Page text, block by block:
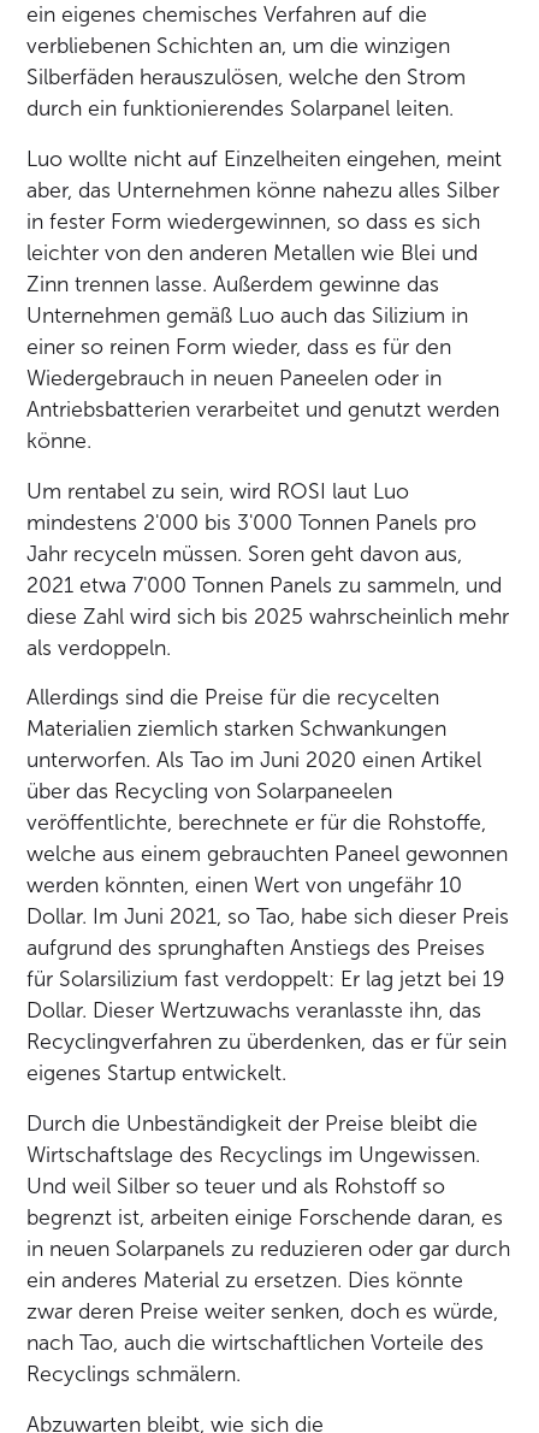
ein eigenes chemisches Verfahren auf die
verbliebenen Schichten an, um die winzigen
Silberfäden herauszulösen, welche den Strom
durch ein funktionierendes Solarpanel leiten.
Luo wollte nicht auf Einzelheiten eingehen, meint
aber, das Unternehmen könne nahezu alles Silber
in fester Form wiedergewinnen, so dass es sich
leichter von den anderen Metallen wie Blei und
Zinn trennen lasse. Außerdem gewinne das
Unternehmen gemäß Luo auch das Silizium in
einer so reinen Form wieder, dass es für den
Wiedergebrauch in neuen Paneelen oder in
Antriebsbatterien verarbeitet und genutzt werden
könne.
Um rentabel zu sein, wird ROSI laut Luo
mindestens 2'000 bis 3'000 Tonnen Panels pro
Jahr recyceln müssen. Soren geht davon aus,
2021 etwa 7'000 Tonnen Panels zu sammeln, und
diese Zahl wird sich bis 2025 wahrscheinlich mehr
als verdoppeln.
Allerdings sind die Preise für die recycelten
Materialien ziemlich starken Schwankungen
unterworfen. Als Tao im Juni 2020 einen Artikel
über das Recycling von Solarpaneelen
veröffentlichte, berechnete er für die Rohstoffe,
welche aus einem gebrauchten Paneel gewonnen
werden könnten, einen Wert von ungefähr 10
Dollar. Im Juni 2021, so Tao, habe sich dieser Preis
aufgrund des sprunghaften Anstiegs des Preises
für Solarsilizium fast verdoppelt: Er lag jetzt bei 19
Dollar. Dieser Wertzuwachs veranlasste ihn, das
Recyclingverfahren zu überdenken, das er für sein
eigenes Startup entwickelt.
Durch die Unbeständigkeit der Preise bleibt die
Wirtschaftslage des Recyclings im Ungewissen.
Und weil Silber so teuer und als Rohstoff so
begrenzt ist, arbeiten einige Forschende daran, es
in neuen Solarpanels zu reduzieren oder gar durch
ein anderes Material zu ersetzen. Dies könnte
zwar deren Preise weiter senken, doch es würde,
nach Tao, auch die wirtschaftlichen Vorteile des
Recyclings schmälern.
Abzuwarten bleibt, wie sich die